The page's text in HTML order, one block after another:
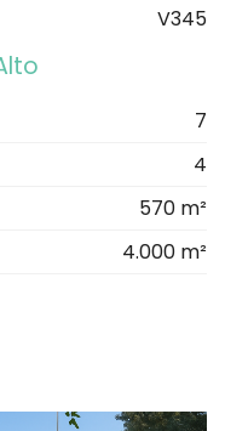
V345
7
4
570 m²
4.000 m²